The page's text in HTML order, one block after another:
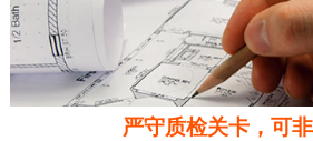
严守质检关卡，可